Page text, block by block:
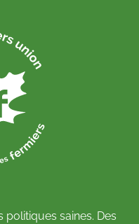
politiques saines. Des